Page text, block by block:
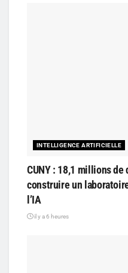
INTELLIGENCE ARTIFICIELLE
CUNY : 18,1 millions de
construire un
l’IA
il y a 6 heures